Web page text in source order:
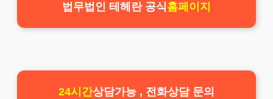
법무법인 테헤란 공식홈페이지
24시간상담가능 , 전화상담 문의